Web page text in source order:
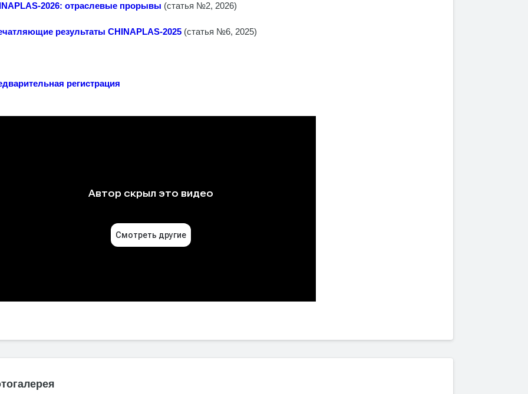
2026: отраслевые прорывы (статья №2, 2026)
результаты CHINAPLAS-2025(статья №6, 2025)
регистрация